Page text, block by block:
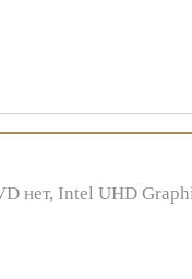
нет, Intel UHD